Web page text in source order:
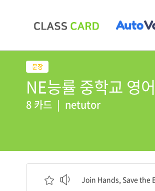
NE능률 중학교 영
8 카드 | netutor
Join Hands, Save the